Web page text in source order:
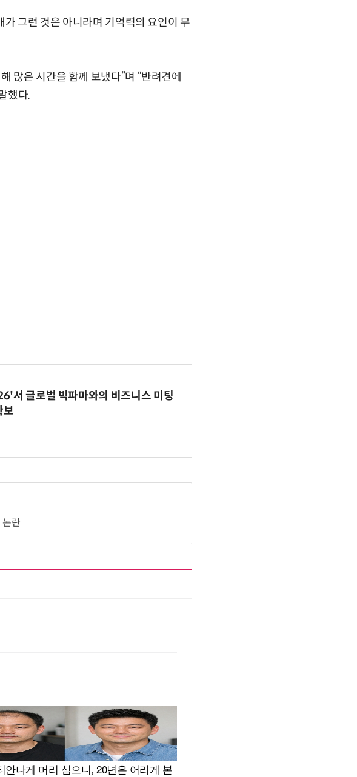
그런 것은 아니라며 기억력의 요인이 무
많은 시간을 함께 보냈다”며 “반려견에
했다.
서 글로벌 빅파마와의 비즈니스 미팅
보
란